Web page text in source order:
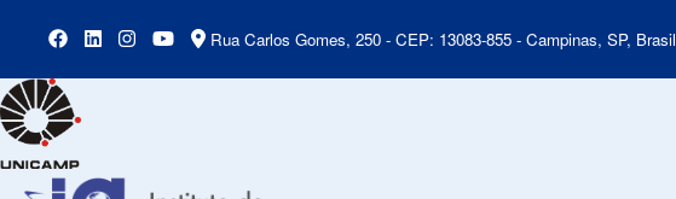
Rua Carlos Gomes, 250 - CEP: 13083-855 - Campinas, SP, Brasil